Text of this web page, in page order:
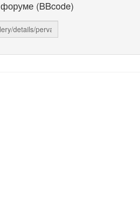
(BBcode)